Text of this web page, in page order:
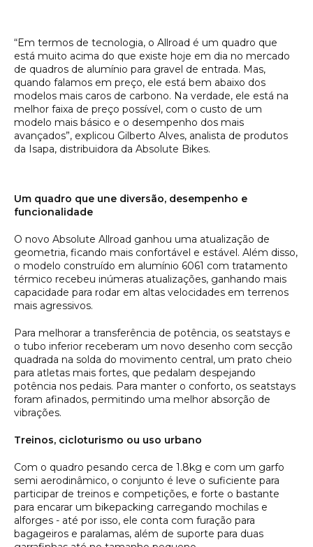
“Em termos de tecnologia, o Allroad é um quadro que
está muito acima do que existe hoje em dia no mercado
de quadros de alumínio para gravel de entrada. Mas,
quando falamos em preço, ele está bem abaixo dos
modelos mais caros de carbono. Na verdade, ele está na
melhor faixa de preço possível, com o custo de um
modelo mais básico e o desempenho dos mais
avançados”, explicou Gilberto Alves, analista de produtos
da Isapa, distribuidora da Absolute Bikes.
Um quadro que une diversão, desempenho e
funcionalidade
O novo Absolute Allroad ganhou uma atualização de
geometria, ficando mais confortável e estável. Além disso,
o modelo construído em alumínio 6061 com tratamento
térmico recebeu inúmeras atualizações, ganhando mais
capacidade para rodar em altas velocidades em terrenos
mais agressivos.
Para melhorar a transferência de potência, os seatstays e
o tubo inferior receberam um novo desenho com secção
quadrada na solda do movimento central, um prato cheio
para atletas mais fortes, que pedalam despejando
potência nos pedais. Para manter o conforto, os seatstays
foram afinados, permitindo uma melhor absorção de
vibrações.
Treinos, cicloturismo ou uso urbano
Com o quadro pesando cerca de 1.8kg e com um garfo
semi aerodinâmico, o conjunto é leve o suficiente para
participar de treinos e competições, e forte o bastante
para encarar um bikepacking carregando mochilas e
alforges - até por isso, ele conta com furação para
bagageiros e paralamas, além de suporte para duas